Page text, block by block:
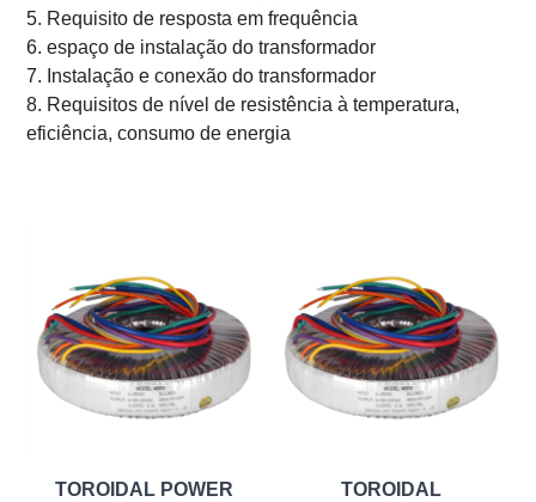
5. Requisito de resposta em frequência
6. espaço de instalação do transformador
7. Instalação e conexão do transformador
8. Requisitos de nível de resistência à temperatura,
eficiência, consumo de energia
TOROIDAL POWER
TOROIDAL